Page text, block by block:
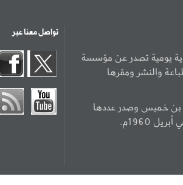
يومية تصدر عن مؤسسة
والنشر ومقرها
بن خميس وصدر عددها
1960م.
تواصل معنا عبر